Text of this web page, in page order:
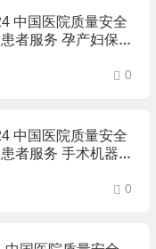
中国医院质量安全
者服务 孕产妇保
0
中国医院质量安全
者服务 手术机器
0